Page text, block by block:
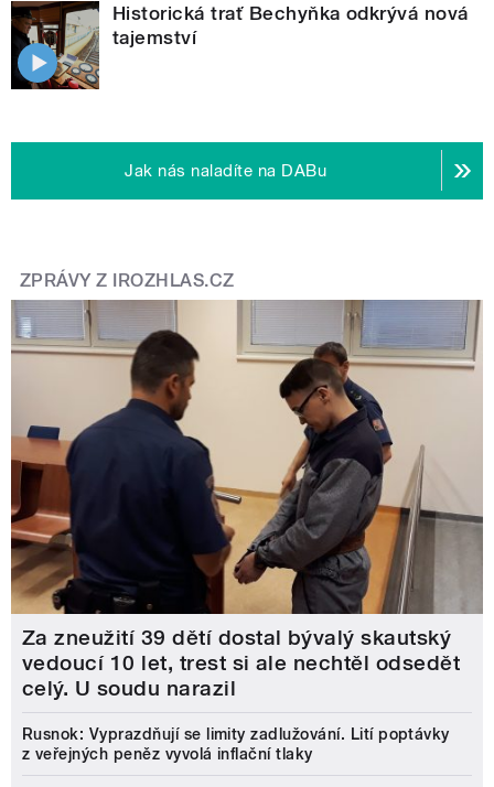
Historická trať Bechyňka odkrývá nová
tajemství
Jak nás naladíte na DABu
ZPRÁVY Z IROZHLAS.CZ
Za zneužití 39 dětí dostal bývalý skautský
vedoucí 10 let, trest si ale nechtěl odsedět
celý. U soudu narazil
Rusnok: Vyprazdňují se limity zadlužování. Lití poptávky
z veřejných peněz vyvolá inflační tlaky